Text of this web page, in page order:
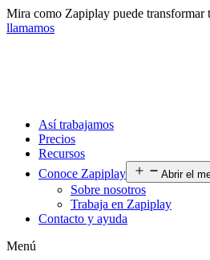
Mira como Zapiplay puede transformar
llamamos
Así trabajamos
Precios
Recursos
Conoce Zapiplay
Abrir el
Sobre nosotros
Trabaja en Zapiplay
Contacto y ayuda
Menú